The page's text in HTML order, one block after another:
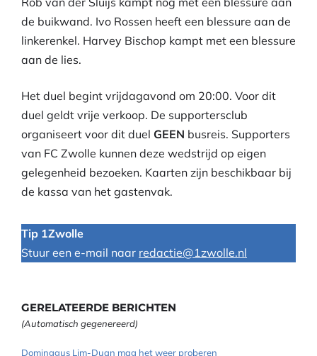
de buikwand. Ivo Rossen heeft een blessure aan de
linkerenkel. Harvey Bischop kampt met een blessure
aan de lies.
Het duel begint vrijdagavond om 20:00. Voor dit
duel geldt vrije verkoop. De supportersclub
organiseert voor dit duel GEEN busreis. Supporters
van FC Zwolle kunnen deze wedstrijd op eigen
gelegenheid bezoeken. Kaarten zijn beschikbaar bij
de kassa van het gastenvak.
Tip 1Zwolle
Stuur een e-mail naar redactie@1zwolle.nl
GERELATEERDE BERICHTEN
(Automatisch gegenereerd)
Dominggus Lim-Duan mag het weer proberen